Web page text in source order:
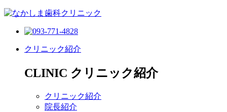
クリニック紹介
CLINIC クリニック紹介
クリニック紹介
院長紹介